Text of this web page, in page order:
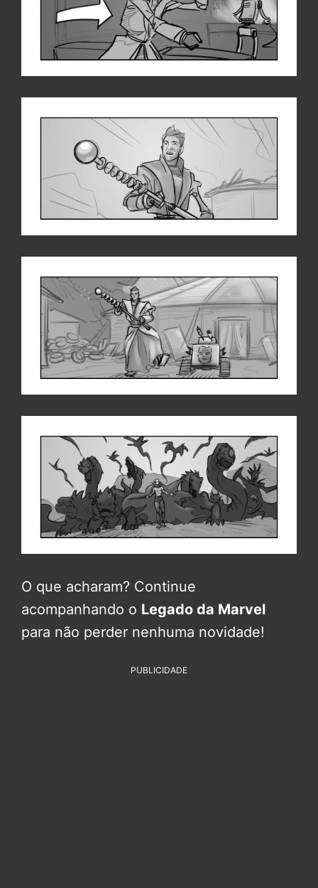
O que acharam? Continue
acompanhando o Legado da Marvel
para não perder nenhuma novidade!
PUBLICIDADE